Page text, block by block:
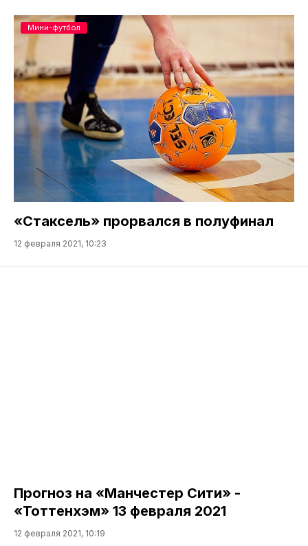
«Стаксель» прорвался в полуфинал
12 февраля 2021, 10:23
Мини-футбол
Прогноз на «Манчестер Сити» -
«Тоттенхэм» 13 февраля 2021
12 февраля 2021, 10:19